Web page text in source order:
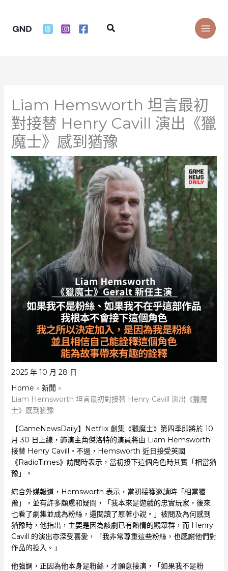
content
Search
Liam Hemsworth 坦言最初
對接替 Henry Cavill 演出《獵
魔士》感到猶豫
2025 年 10 月 28 日
Home
新聞
Liam Hemsworth 坦言最初對接替 Henry Cavill 演出《獵魔
士》感到猶豫
【GameNewsDaily】Netflix 劇集《獵魔士》第四季即將於 10
月 30 日上線，飾演主角傑洛特的演員將由 Liam Hemsworth
接替 Henry Cavill。不過，Hemsworth 近日接受英國
《RadioTimes》訪問時表示，當初接下這個角色時其實「相當猶
豫」。
綜合外媒報道，Hemsworth 表示，當初接獲邀請時「相當猶
豫」，並有許多顧慮和疑問，「我本來是遊戲的忠實玩家，後來
也看了劇集並成為粉絲，還閱讀了原著小說。」被問及為何感到
猶豫時，他指出，主要是因為該劇已有熱情的觀眾群，而 Henry
Cavill 的演出亦深受喜愛，「我非常尊重這些粉絲，也感謝他們對
作品的投入。」
他強調，正因為他本身是粉絲，才願意接演，「如果我不是粉